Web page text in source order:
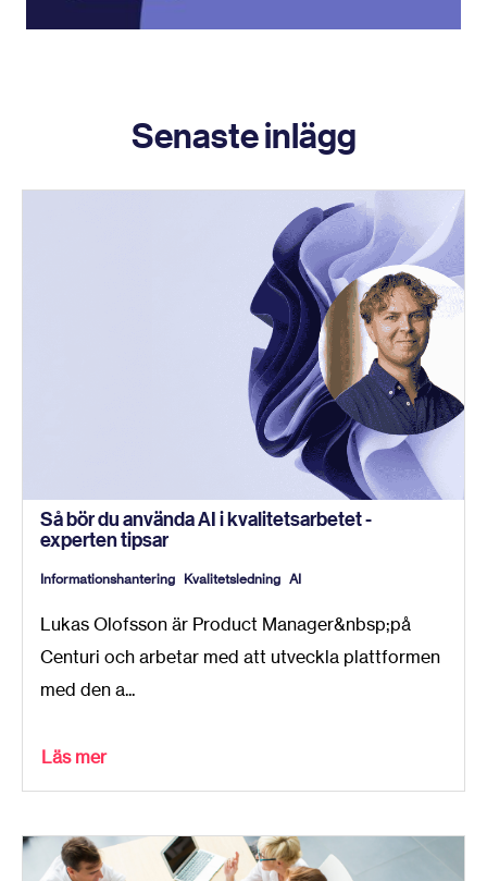
Senaste inlägg
Så bör du använda AI i kvalitetsarbetet -
experten tipsar
Informationshantering Kvalitetsledning AI
Lukas Olofsson är Product Manager&nbsp;på
Centuri och arbetar med att utveckla plattformen
med den a...
Läs mer